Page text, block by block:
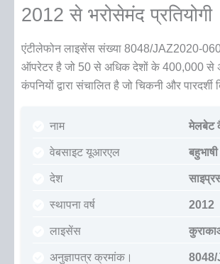
2012 से भरोसेमंद प्रतियोगी
एंटीलेफोन लाइसेंस संख्या 8048/JAZ2020-060
ऑपरेटर है जो 50 से अधिक देशों के 400,000 से
कंपनियों द्वारा संचालित है जो चिकनी और पारदर्शी
नाम मेलबेट
वेबसाइट यूआरएल
देश
स्थापना वर्ष 2012
लाइसेंस
अनुज्ञापत्र क्रमांक।